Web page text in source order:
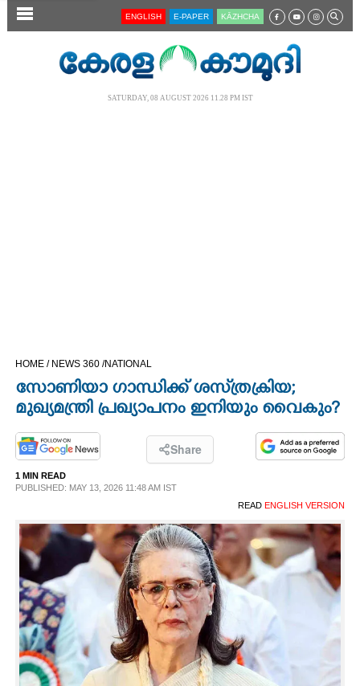
SECTIONS
OPINION
SPIRITUAL
INFO+
ART
ENGLISH E-PAPER KĀZHCHA
SATURDAY, 08 AUGUST 2026 11.28 PM IST
HOME / NEWS 360 /NATIONAL
സോണിയാ ഗാന്ധിക്ക് ശസ്‌ത്രക്രിയ;
മുഖ്യമന്ത്രി പ്രഖ്യാപനം ഇനിയും വൈകും?
Share
1 MIN READ
PUBLISHED: MAY 13, 2026 11:48 AM IST
READ ENGLISH VERSION